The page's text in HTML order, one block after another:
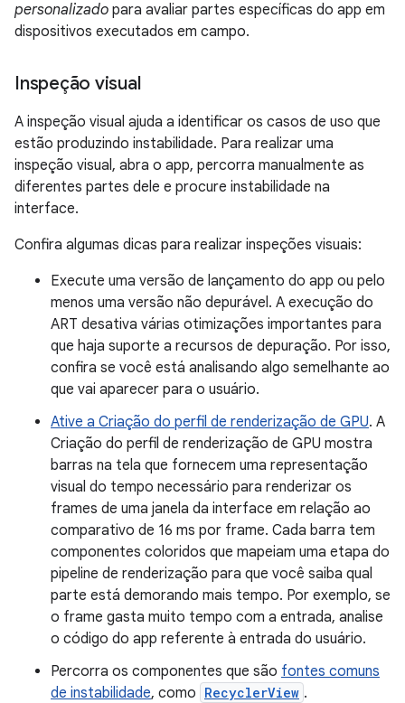
personalizado para avaliar partes específicas do app em
dispositivos executados em campo.
Inspeção visual
A inspeção visual ajuda a identificar os casos de uso que
estão produzindo instabilidade. Para realizar uma
inspeção visual, abra o app, percorra manualmente as
diferentes partes dele e procure instabilidade na
interface.
Confira algumas dicas para realizar inspeções visuais:
Execute uma versão de lançamento do app ou pelo
menos uma versão não depurável. A execução do
ART desativa várias otimizações importantes para
que haja suporte a recursos de depuração. Por isso,
confira se você está analisando algo semelhante ao
que vai aparecer para o usuário.
Ative a Criação do perfil de renderização de GPU. A
Criação do perfil de renderização de GPU mostra
barras na tela que fornecem uma representação
visual do tempo necessário para renderizar os
frames de uma janela da interface em relação ao
comparativo de 16 ms por frame. Cada barra tem
componentes coloridos que mapeiam uma etapa do
pipeline de renderização para que você saiba qual
parte está demorando mais tempo. Por exemplo, se
o frame gasta muito tempo com a entrada, analise
o código do app referente à entrada do usuário.
Percorra os componentes que são fontes comuns
de instabilidade, como RecyclerView .